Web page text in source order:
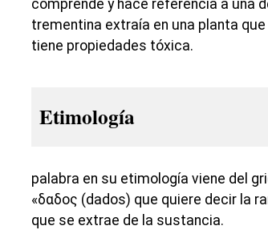
comprende y hace referencia a una
trementina extraía en una planta
tiene propiedades tóxica.
Etimología
palabra en su etimología viene del
«δαδος (dados) que quiere decir la
que se extrae de la sustancia.